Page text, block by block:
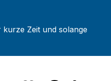
kurze Zeit und solange